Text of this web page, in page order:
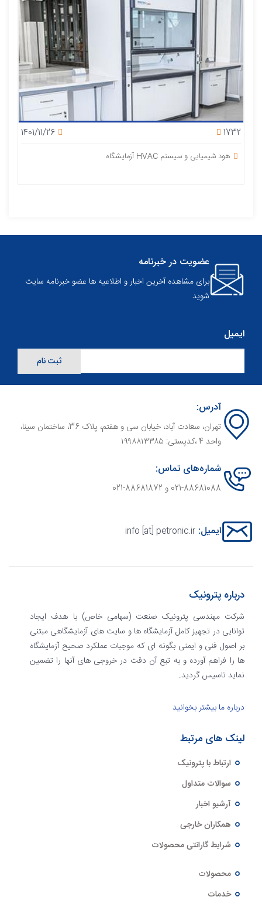
1401/11/26 1732
هود شیمیایی و سیستم HVAC آزمایشگاه
عضویت در خبرنامه
برای مشاهده آخرین اخبار و اطلاعیه ها عضو خبرنامه سایت
شوید
ایمیل
ثبت نام
آدرس:
تهران، سعادت آباد، خیابان سی و هفتم، پلاک 36، ساختمان سینا،
واحد 4 ،کدپستی: ۱۹۹۸۸۱۳۳۸۵
شماره‌های تماس:
021-88681088 و 88681872-021
ایمیل: info [at] petronic.ir
درباره پترونیک
شرکت مهندسی پترونیک صنعت (سهامی خاص) با هدف ایجاد
توانایی در تجهیز کامل آزمایشگاه ها و سایت های آزمایشگاهی مبتنی
بر اصول فنی و ایمنی بگونه ای که موجبات عملکرد صحیح آزمایشگاه
ها را فراهم آورده و به تبع آن دقت در خروجی های آنها را تضمین
نماید تاسیس گردید.
درباره ما بیشتر بخوانید
لینک های مرتبط
ارتباط با پترونیک
سوالات متداول
آرشیو اخبار
همکاران خارجی
شرایط گارانتی محصولات
محصولات
خدمات